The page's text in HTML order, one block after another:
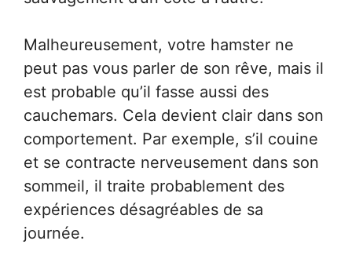
Malheureusement, votre hamster ne
peut pas vous parler de son rêve, mais il
est probable qu’il fasse aussi des
cauchemars. Cela devient clair dans son
comportement. Par exemple, s’il couine
et se contracte nerveusement dans son
sommeil, il traite probablement des
expériences désagréables de sa
journée.